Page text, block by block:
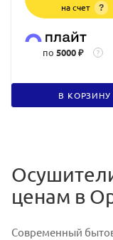
на счет
?
по 5000 ₽ ?
В КОРЗИНУ
ценам в
Современный